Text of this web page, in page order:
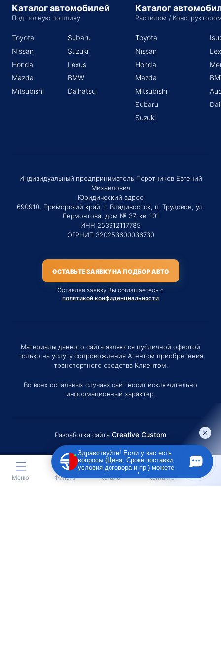
Каталог автомобилей
Под полную пошлину
Toyota
Nissan
Honda
Mazda
Mitsubishi
Subaru
Suzuki
Lexus
BMW
Daihatsu
Каталог
Распилом /
Toyota
Nissan
Honda
Mazda
Mitsubishi
Subaru
Suzuki
Индивидуальный предприниматель Поротников Евгений
Михайлович
Юридический адрес
690910, Приморский край, г. Владивосток, п. Трудовое, ул.
Лермонтова, дом № 37, кв. 101
ИНН 253912117785
ОГРНИП 320253600036730
ОСТАВЬТЕ ЗАЯВКУ НА ПОДБОР АВТО
Оставляя заявку Вы соглашаетесь с
политикой конфиденциальности
Материалы данного сайта являются публичной офертой
только на услугу сопровождения Агентом приобретения
транспортного средства Клиентом.
Во всех остальных случаях сайт носит исключительно
информационный характер.
Разработка сайта Creative Custom
Меню Фильтр Каталог Контакты
Здравствуйте! Если у вас есть
вопросы (Цена, Сроки поставки,
условия договора и пр.) можете
задать их мне в чат!